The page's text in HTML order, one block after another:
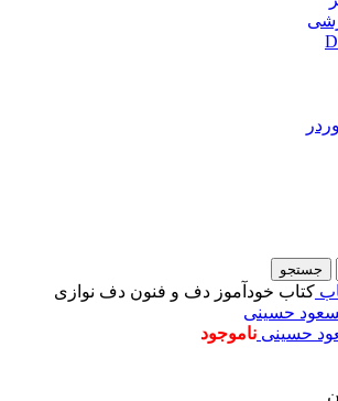
جستجو
کتاب خودآموز دف و فنون دف نوازی
حسينی ناموجود